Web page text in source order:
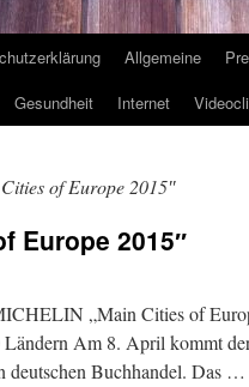
Allgemeine
Gesundheit Internet
of Europe 2015″
Europe 2015″
„Main Cities of
Am 8. April kommt
Buchhandel. Das …